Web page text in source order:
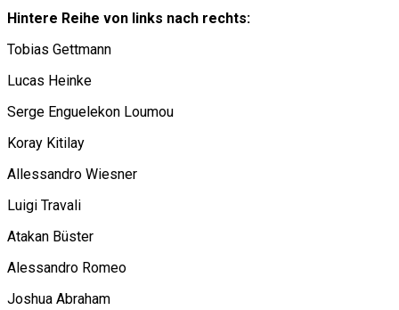
Hintere Reihe von links nach rechts:
Tobias Gettmann
Lucas Heinke
Serge Enguelekon Loumou
Koray Kitilay
Allessandro Wiesner
Luigi Travali
Atakan Büster
Alessandro Romeo
Joshua Abraham